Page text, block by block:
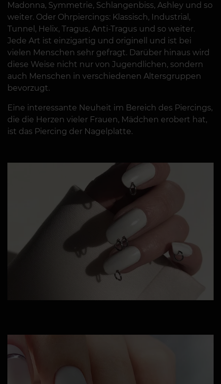
Madonna, Symmetrie, Schlangenbiss, Ashley und so
weiter. Oder Ohrpiercings: Klassisch, Industrial,
Tunnel, Helix, Tragus, Anti-Tragus und so weiter.
Jede Art ist einzigartig und originell und ist bei
vielen Menschen sehr gefragt. Darüber hinaus wird
diese Weise nicht nur von Jugendlichen, sondern
auch Menschen in verschiedenen Altersgruppen
bevorzugt.
Eine interessante Neuheit im Bereich des Piercings,
die die Herzen vieler Frauen, Mädchen erobert hat,
ist das Piercing der Nagelplatte.